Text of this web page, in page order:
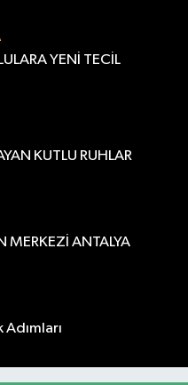
YENİ TECİL
KUTLU RUHLAR
MERKEZİ ANTALYA
Adımları